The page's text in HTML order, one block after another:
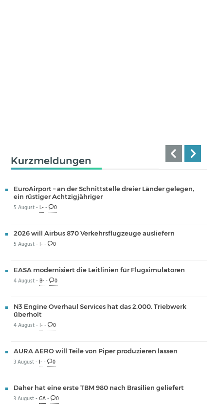
Kurzmeldungen
EuroAirport – an der Schnittstelle dreier Länder gelegen,
ein rüstiger Achtzigjähriger
5 August -L-- 0
2026 will Airbus 870 Verkehrsflugzeuge ausliefern
5 August - I-- 0
EASA modernisiert die Leitlinien für Flugsimulatoren
4 August -B-- 0
N3 Engine Overhaul Services hat das 2.000. Triebwerk
überholt
4 August - I-- 0
AURA AERO will Teile von Piper produzieren lassen
3 August - I-- 0
Daher hat eine erste TBM 980 nach Brasilien geliefert
3 August -GA- 0